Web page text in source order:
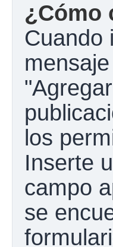
¿Cómo
Cuando
los
Inserte
campo
se